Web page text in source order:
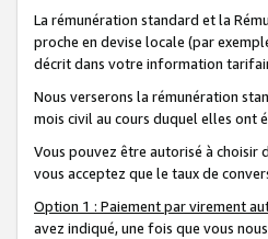
La rémunération standard et la
proche en devise locale (par
décrit dans votre information
Nous verserons la rémunération
mois civil au cours duquel elles ont
Vous pouvez être autorisé à choisir
vous acceptez que le taux de
Option 1 : Paiement par virement
avez indiqué, une fois que vous